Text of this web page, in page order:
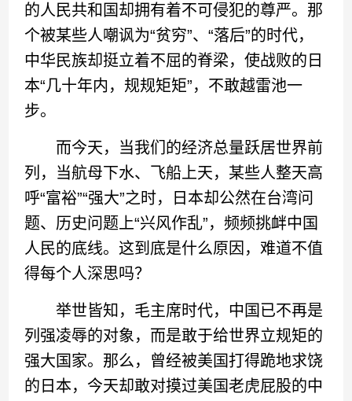
的人民共和国却拥有着不可侵犯的尊严。那
个被某些人嘲讽为“贫穷”、“落后”的时代，
中华民族却挺立着不屈的脊梁，使战败的日
本“几十年内，规规矩矩”，不敢越雷池一
步。
而今天，当我们的经济总量跃居世界前
列，当航母下水、飞船上天，某些人整天高
呼“富裕”“强大”之时，日本却公然在台湾问
题、历史问题上“兴风作乱”，频频挑衅中国
人民的底线。这到底是什么原因，难道不值
得每个人深思吗？
举世皆知，毛主席时代，中国已不再是
列强凌辱的对象，而是敢于给世界立规矩的
强大国家。那么，曾经被美国打得跪地求饶
的日本，今天却敢对摸过美国老虎屁股的中